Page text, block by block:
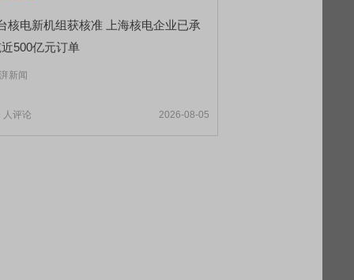
核电新机组获核准 上海核电企业已承
500亿元订单
新闻
人评论 2026-08-05